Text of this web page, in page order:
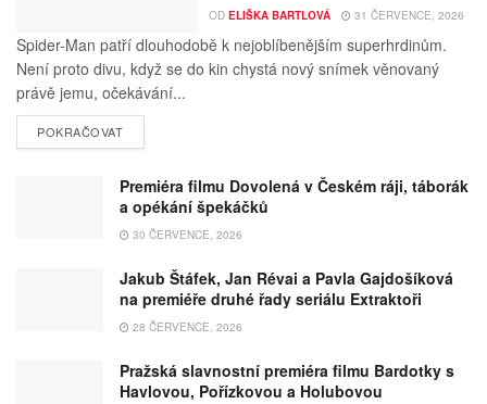
OD ELIŠKA BARTLOVÁ 31 ČERVENCE, 2026
Spider-Man patří dlouhodobě k nejoblíbenějším superhrdinům.
Není proto divu, když se do kin chystá nový snímek věnovaný
právě jemu, očekávání...
POKRAČOVAT
Premiéra filmu Dovolená v Českém ráji, táborák
a opékání špekáčků
30 ČERVENCE, 2026
Jakub Štáfek, Jan Révai a Pavla Gajdošíková
na premiéře druhé řady seriálu Extraktoři
28 ČERVENCE, 2026
Pražská slavnostní premiéra filmu Bardotky s
Havlovou, Pořízkovou a Holubovou